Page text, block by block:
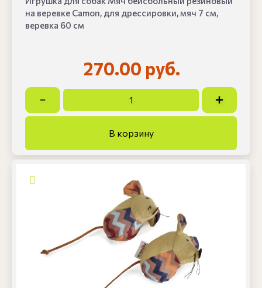
на веревке Camon, для дрессировки, мяч 7 см,
веревка 60 см
270.00 руб.